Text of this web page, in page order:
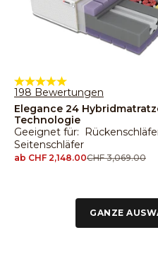
198 Bewertungen
Elegance 24
Technologie
Geeignet für:
Seitenschläfer
Angebot
ab CHF 2,148.00Regulärer Preis
CHF 3,069.00
GANZE